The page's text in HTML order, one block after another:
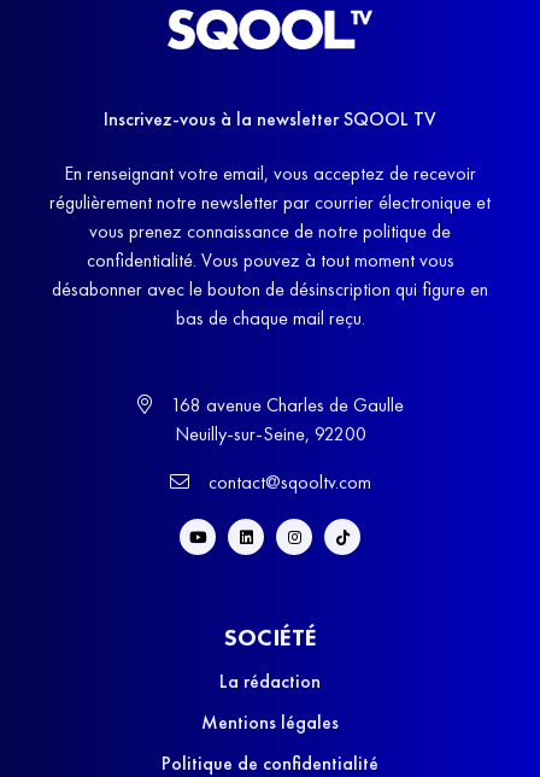
Inscrivez-vous à la newsletter SQOOL TV
En renseignant votre email, vous acceptez de recevoir
régulièrement notre newsletter par courrier électronique et
vous prenez connaissance de notre politique de
confidentialité. Vous pouvez à tout moment vous
désabonner avec le bouton de désinscription qui figure en
bas de chaque mail reçu.
168 avenue Charles de Gaulle
Neuilly-sur-Seine, 92200
contact@sqooltv.com
SOCIÉTÉ
La rédaction
Mentions légales
Politique de confidentialité